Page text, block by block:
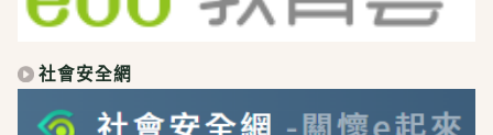
社會安全網